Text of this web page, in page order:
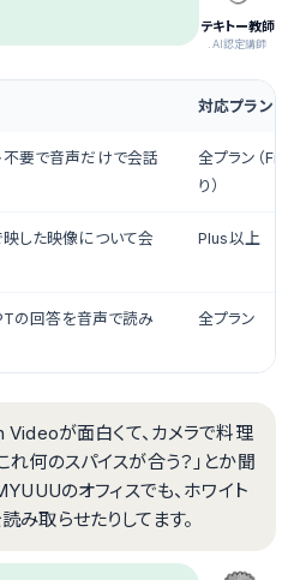
テキトー教師
.AI認定講師
対応プラン
不要で音声だけで会話
全プラン（
り）
映した映像について会
Plus以上
の回答を音声で読み
全プラン
が面白くて、カメラで料理
れ何のスパイスが合う？」とか聞
のオフィスでも、ホワイト
み取らせたりしてます。